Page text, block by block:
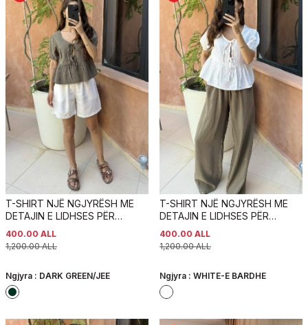
T-SHIRT NJË NGJYRËSH ME
DETAJIN E LIDHSES PËR
FEMRA NË NGJYRËN JESHILE E
ERRËT
1,200.00ALL
400.00 ALL
Ngjyra : DARK GREEN/JEE
T-SHIRT NJË NGJYRËSH ME
DETAJIN E LIDHSES PËR
FEMRA NË NGJYRËN E BARDHË
1,200.00ALL
400.00 ALL
Ngjyra : WHITE-E BARDHE